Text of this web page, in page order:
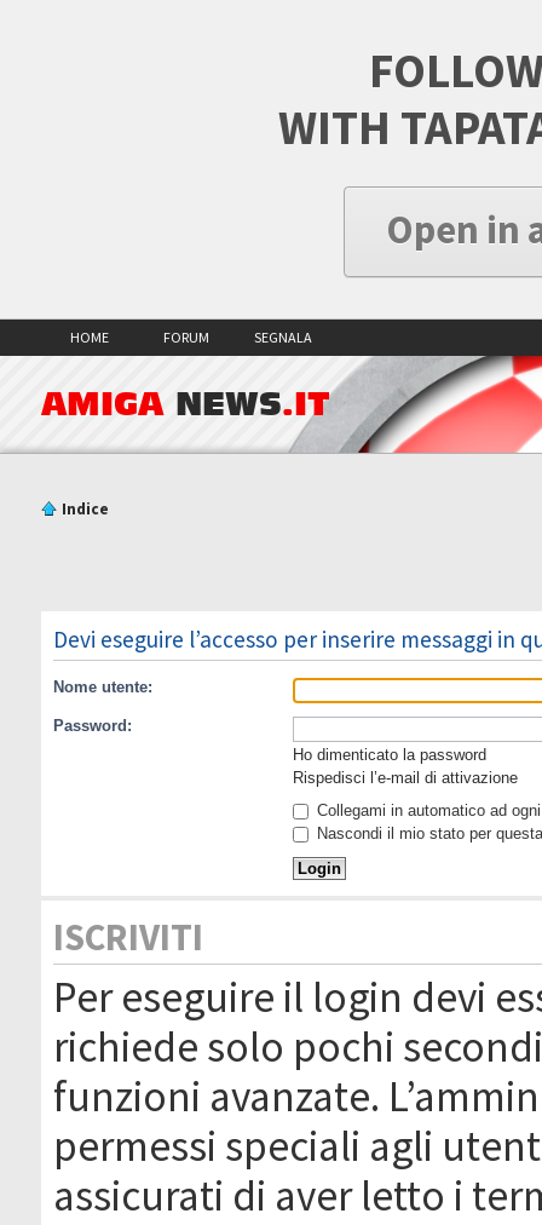
WITH
Open in
HOME FORUM SEGNALA
AMIGA NEWS.IT
Indice
Devi eseguire l’accesso per inserire messaggi in
Nome utente:
Password:
Ho dimenticato la password
Rispedisci l’e-mail di attivazione
Collegami in automatico ad
Nascondi il mio stato per
ISCRIVITI
Per eseguire il login devi
richiede solo pochi
funzioni avanzate.
permessi speciali agli
assicurati di aver letto i